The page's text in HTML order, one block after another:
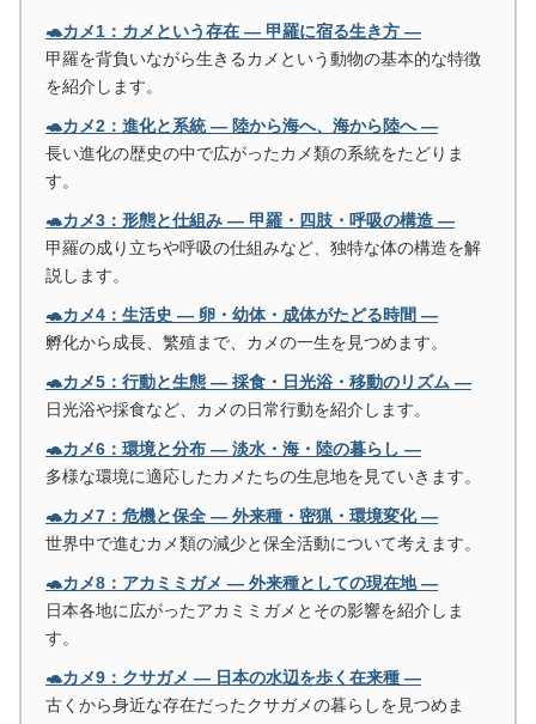
🐢カメ1：カメという存在 ― 甲羅に宿る生き方 ―
甲羅を背負いながら生きるカメという動物の基本的な特徴
を紹介します。
🐢カメ2：進化と系統 ― 陸から海へ、海から陸へ ―
長い進化の歴史の中で広がったカメ類の系統をたどりま
す。
🐢カメ3：形態と仕組み ― 甲羅・四肢・呼吸の構造 ―
甲羅の成り立ちや呼吸の仕組みなど、独特な体の構造を解
説します。
🐢カメ4：生活史 ― 卵・幼体・成体がたどる時間 ―
孵化から成長、繁殖まで、カメの一生を見つめます。
🐢カメ5：行動と生態 ― 採食・日光浴・移動のリズム ―
日光浴や採食など、カメの日常行動を紹介します。
🐢カメ6：環境と分布 ― 淡水・海・陸の暮らし ―
多様な環境に適応したカメたちの生息地を見ていきます。
🐢カメ7：危機と保全 ― 外来種・密猟・環境変化 ―
世界中で進むカメ類の減少と保全活動について考えます。
🐢カメ8：アカミミガメ ― 外来種としての現在地 ―
日本各地に広がったアカミミガメとその影響を紹介しま
す。
🐢カメ9：クサガメ ― 日本の水辺を歩く在来種 ―
古くから身近な存在だったクサガメの暮らしを見つめま